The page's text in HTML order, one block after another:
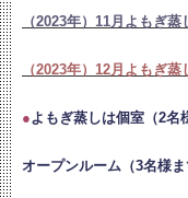
（2023年）11月よもぎ
（2023年）12月よもぎ
●よもぎ蒸しは個室（2名
オープンルーム（3名様